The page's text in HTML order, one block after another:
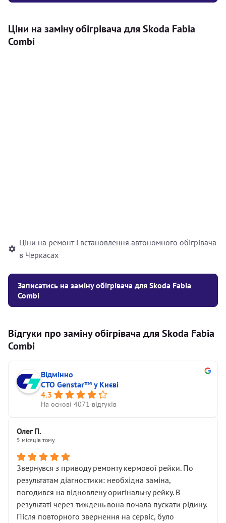
Ціни на заміну обігрівача для Skoda Fabia
Combi
Ціни на ремонт і встановлення автономного обігрівача
в Черкасах
Записатись на заміну обігрівача для Skoda Fabia
Combi
Відгуки про заміну обігрівача для Skoda Fabia
Combi
Відмінно
СТО Genstar™ у Києві
4.3
На основі 4071 відгуків
Олег П.
5 місяців тому
Звернувся з приводу ремонту кермової рейки. По
результатам діагностики: необхідна заміна,
погодився на відновлену оригінальну рейку. В
результаті через тиждень вона почала пускати рідину.
Після повторного звернення на сервіс, було